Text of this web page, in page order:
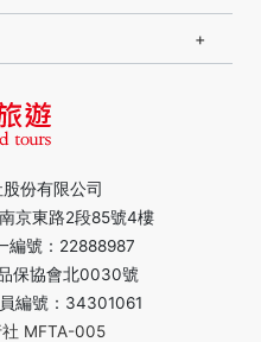
份有限公司
京東路2段85號4樓
編號：22888987
保協會北0030號
編號：34301061
MFTA-005